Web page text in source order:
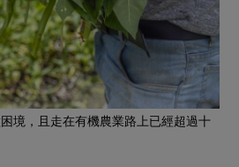
境，且走在有機農業路上已經超過十